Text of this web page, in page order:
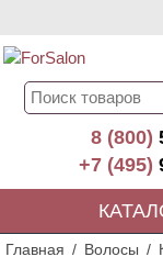
8 (800)
+7 (495)
Главная Волосы